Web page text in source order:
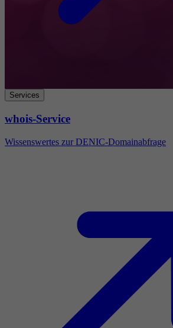
Services
whois-Service
Wissenswertes zur DENIC-Domainabfrage